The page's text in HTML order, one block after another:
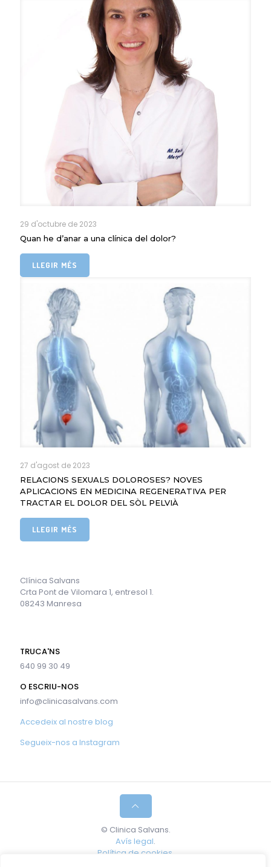
29 d'octubre de 2023
Quan he d’anar a una clínica del dolor?
LLEGIR MÉS
27 d'agost de 2023
RELACIONS SEXUALS DOLOROSES? NOVES
APLICACIONS EN MEDICINA REGENERATIVA PER
TRACTAR EL DOLOR DEL SÒL PELVIÀ
LLEGIR MÉS
Clínica Salvans
Crta Pont de Vilomara 1, entresol 1.
08243 Manresa
TRUCA'NS
640 99 30 49
O ESCRIU-NOS
info@clinicasalvans.com
Accedeix al nostre blog
Segueix-nos a Instagram
© Clinica Salvans.
Avís legal.
Política de cookies.